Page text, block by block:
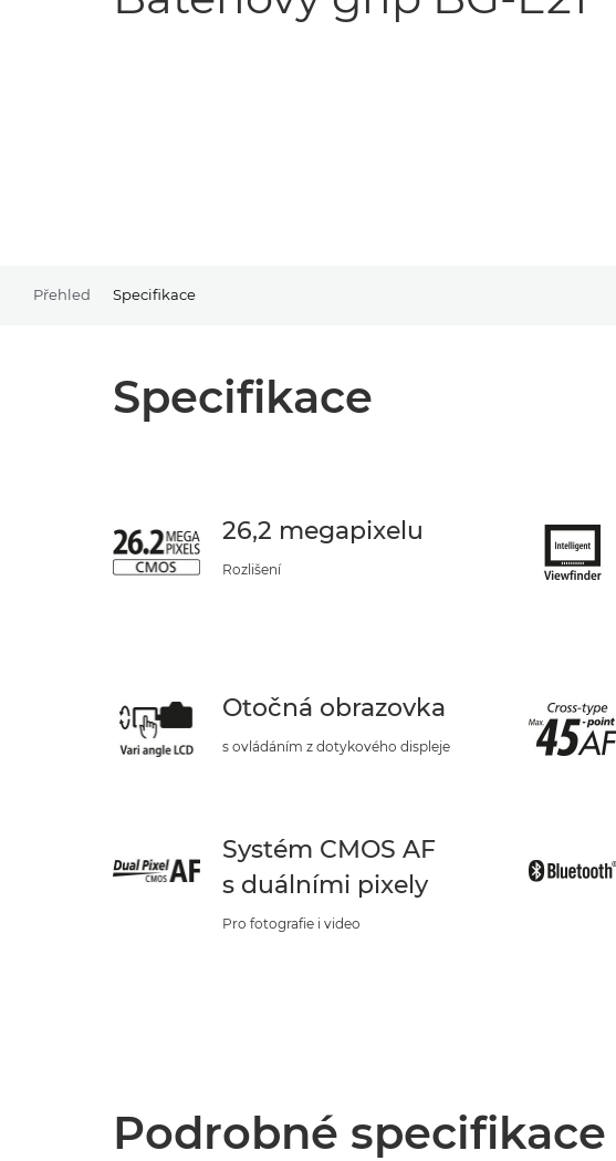
Přehled Specifikace
Specifikace
26,2 megapixelu
Rozlišení
Otočná obrazovka
s ovládáním z dotykového displeje
Systém CMOS AF
s duálními pixely
Pro fotografie i video
Podrobné specifikace